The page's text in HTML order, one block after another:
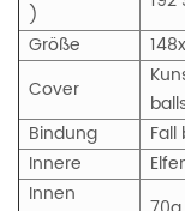
)
Größe
Cover
Bindung
Fall
Innere
Innen